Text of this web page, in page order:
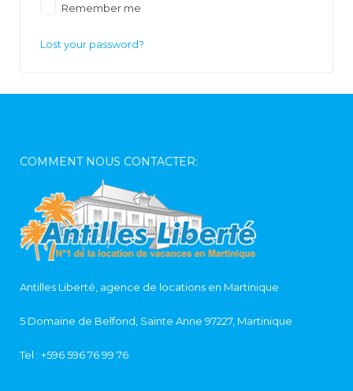
Remember me
Lost your password?
COMMENT NOUS CONTACTER:
Antilles Liberté, agence de locations en Martinique
5 Domaine de Belfond, Sainte Anne 97227, Martinique
Tel : +596 596 76 99 76